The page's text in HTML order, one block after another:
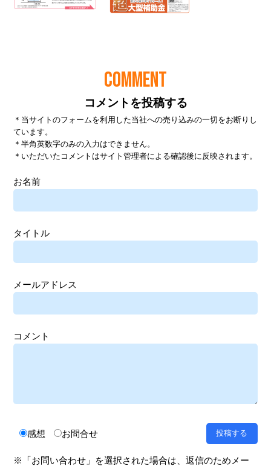
COMMENT
コメントを投稿する
＊当サイトのフォームを利用した当社への売り込みの一切をお断りし
ています。
＊半角英数字のみの入力はできません。
＊いただいたコメントはサイト管理者による確認後に反映されます。
お名前
タイトル
メールアドレス
コメント
感想 お問合せ
※「お問い合わせ」を選択された場合は、返信のためメー